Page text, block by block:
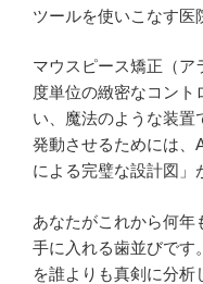
ツールを使いこなす医
マウスピース矯正（ア
度単位の緻密なコント
い、魔法のような装置
発動させるためには、
による完璧な設計図」
あなたがこれから何年
手に入れる歯並びです
を誰よりも真剣に分析